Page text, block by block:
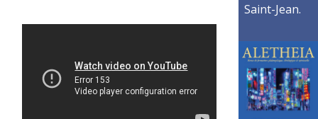
Saint-Jean.